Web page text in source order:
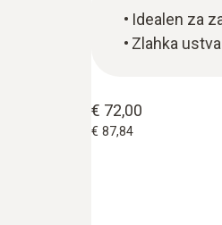
Idealen za
Zlahka
€ 72,00
€ 87,84